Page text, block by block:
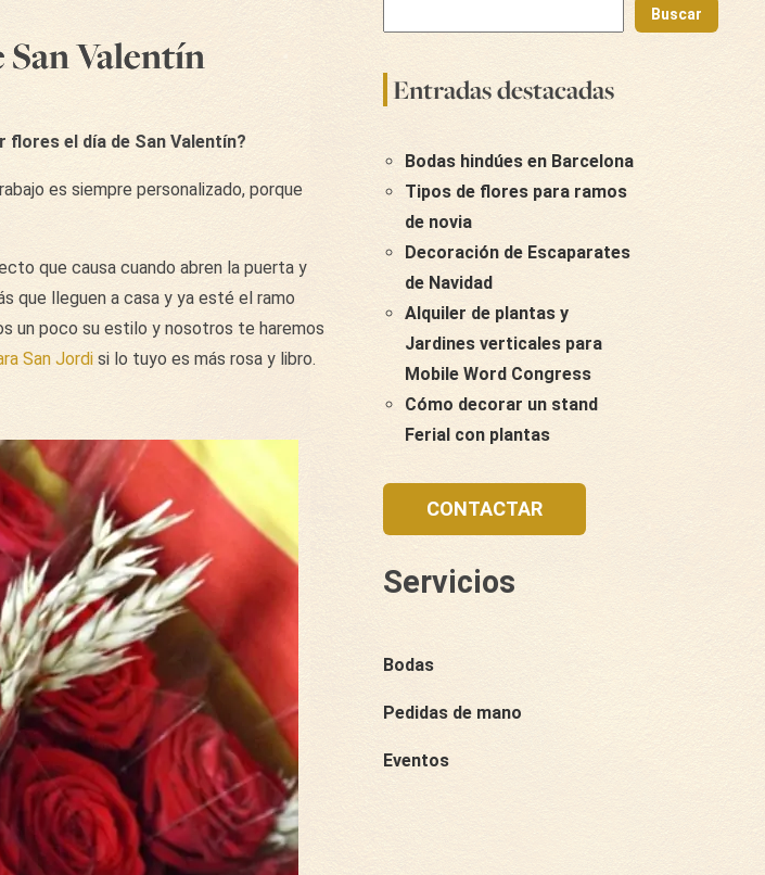
Valentín
flores el día de San Valentín?
es siempre personalizado, porque
que causa cuando abren la puerta y
que lleguen a casa y ya esté el ramo
un poco su estilo y nosotros te haremos
San Jordi si lo tuyo es más rosa y libro.
Buscar
Entradas destacadas
Bodas hindúes en Barcelona
Tipos de flores para ramos
de novia
Decoración de Escaparates
de Navidad
Alquiler de plantas y
Jardines verticales para
Mobile Word Congress
Cómo decorar un stand
Ferial con plantas
CONTACTAR
Servicios
Bodas
Pedidas de mano
Eventos